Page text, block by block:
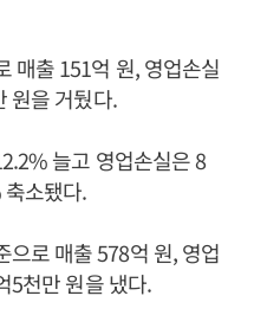
매출 151억 원, 영업손실
원을 거뒀다.
늘고 영업손실은 8
소됐다.
으로 매출 578억 원, 영업
5천만 원을 냈다.